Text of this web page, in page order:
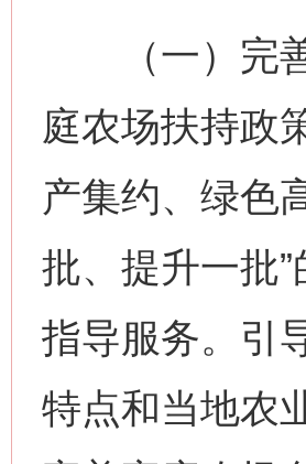
（一）完善
庭农场扶持政
产集约、绿色
批、提升一批
指导服务。引
特点和当地农